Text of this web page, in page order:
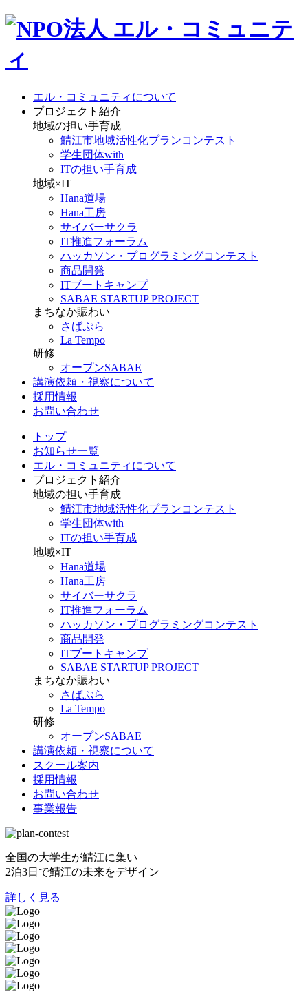
エル・コミュニティについて
プロジェクト紹介
地域の担い手育成
鯖江市地域活性化プランコンテスト
学生団体with
ITの担い手育成
地域×IT
Hana道場
Hana工房
サイバーサクラ
IT推進フォーラム
ハッカソン・プログラミングコンテスト
商品開発
ITブートキャンプ
SABAE STARTUP PROJECT
まちなか賑わい
さばぷら
La Tempo
研修
オープンSABAE
講演依頼・視察について
採用情報
お問い合わせ
トップ
お知らせ一覧
エル・コミュニティについて
プロジェクト紹介
地域の担い手育成
鯖江市地域活性化プランコンテスト
学生団体with
ITの担い手育成
地域×IT
Hana道場
Hana工房
サイバーサクラ
IT推進フォーラム
ハッカソン・プログラミングコンテスト
商品開発
ITブートキャンプ
SABAE STARTUP PROJECT
まちなか賑わい
さばぷら
La Tempo
研修
オープンSABAE
講演依頼・視察について
スクール案内
採用情報
お問い合わせ
事業報告
全国の大学生が鯖江に集い
2泊3日で鯖江の未来をデザイン
詳しく見る